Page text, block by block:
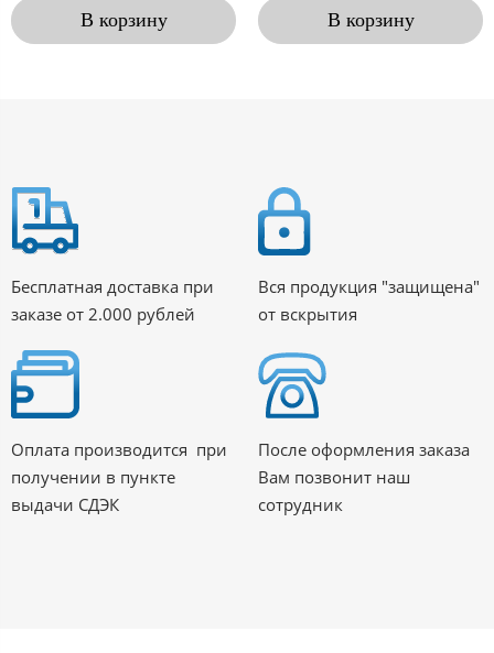
В корзину В корзину
Бесплатная доставка при
заказе от 2.000 рублей
Вся продукция "защищена"
от вскрытия
Оплата производится при
получении в пункте
выдачи СДЭК
После оформления заказа
Вам позвонит наш
сотрудник